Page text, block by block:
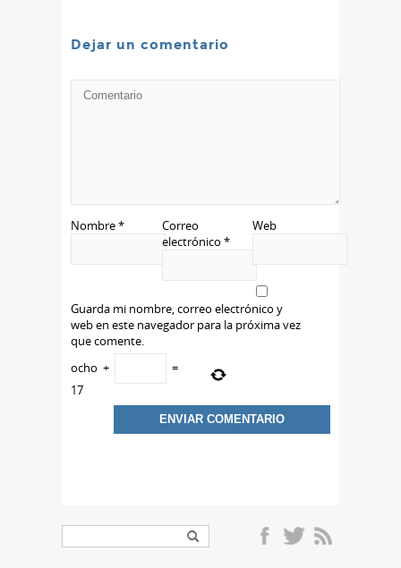
Dejar un comentario
Nombre*
Correo
electrónico *
Web
Guarda mi nombre, correo electrónico y
web en este navegador para la próxima vez
que comente.
ocho +
=
17